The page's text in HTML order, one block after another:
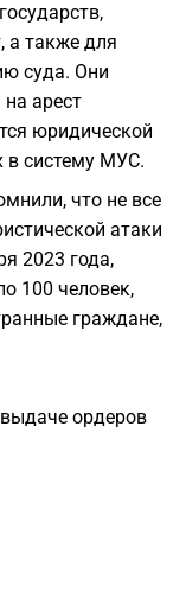
а также для
суда. Они
арест
юридической
в систему МУС.
что не все
атаки
2023 года,
100 человек,
граждане,
ордеров